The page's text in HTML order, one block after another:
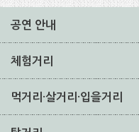
공연 안내
체험거리
먹거리·살거리·입을거리